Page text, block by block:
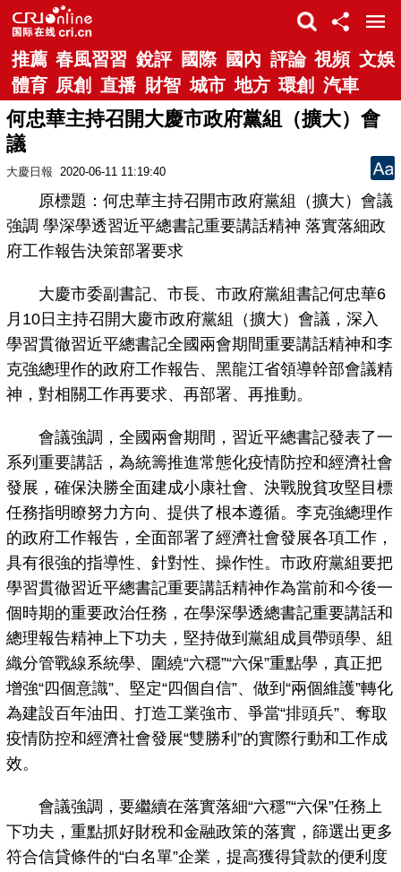
推薦 春風習習 銳評 國際 國內 評論 視頻 文娛
體育 原創 直播 財智 城市 地方 環創 汽車
何忠華主持召開大慶市政府黨組（擴大）會
議
大慶日報 2020-06-11 11:19:40
原標題：何忠華主持召開市政府黨組（擴大）會議
強調 學深學透習近平總書記重要講話精神 落實落細政
府工作報告決策部署要求
大慶市委副書記、市長、市政府黨組書記何忠華6
月10日主持召開大慶市政府黨組（擴大）會議，深入
學習貫徹習近平總書記全國兩會期間重要講話精神和李
克強總理作的政府工作報告、黑龍江省領導幹部會議精
神，對相關工作再要求、再部署、再推動。
會議強調，全國兩會期間，習近平總書記發表了一
系列重要講話，為統籌推進常態化疫情防控和經濟社會
發展，確保決勝全面建成小康社會、決戰脫貧攻堅目標
任務指明瞭努力方向、提供了根本遵循。李克強總理作
的政府工作報告，全面部署了經濟社會發展各項工作，
具有很強的指導性、針對性、操作性。市政府黨組要把
學習貫徹習近平總書記重要講話精神作為當前和今後一
個時期的重要政治任務，在學深學透總書記重要講話和
總理報告精神上下功夫，堅持做到黨組成員帶頭學、組
織分管戰線系統學、圍繞“六穩”“六保”重點學，真正把
增強“四個意識”、堅定“四個自信”、做到“兩個維護”轉化
為建設百年油田、打造工業強市、爭當“排頭兵”、奪取
疫情防控和經濟社會發展“雙勝利”的實際行動和工作成
效。
會議強調，要繼續在落實落細“六穩”“六保”任務上
下功夫，重點抓好財稅和金融政策的落實，篩選出更多
符合信貸條件的“白名單”企業，提高獲得貸款的便利度